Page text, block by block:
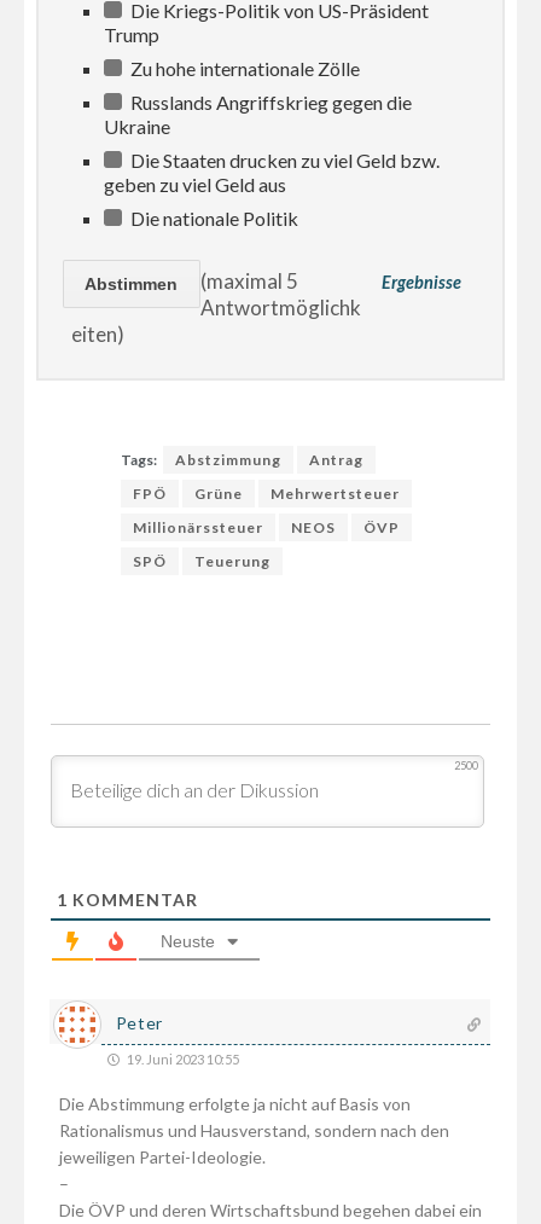
Die Kriegs-Politik von US-Präsident
Trump
Zu hohe internationale Zölle
Russlands Angriffskrieg gegen die
Ukraine
Die Staaten drucken zu viel Geld bzw.
geben zu viel Geld aus
Die nationale Politik
Ergebnisse
(maximal 5
Antwortmöglichk
eiten)
Tags: Abstzimmung
Antrag
FPÖ
Grüne
Mehrwertsteuer
Millionärssteuer
NEOS
ÖVP
SPÖ
Teuerung
2500
1 KOMMENTAR
Neuste
Peter
19. Juni 2023 10:55
Die Abstimmung erfolgte ja nicht auf Basis von
Rationalismus und Hausverstand, sondern nach den
jeweiligen Partei-Ideologie.
–
Die ÖVP und deren Wirtschaftsbund begehen dabei ein